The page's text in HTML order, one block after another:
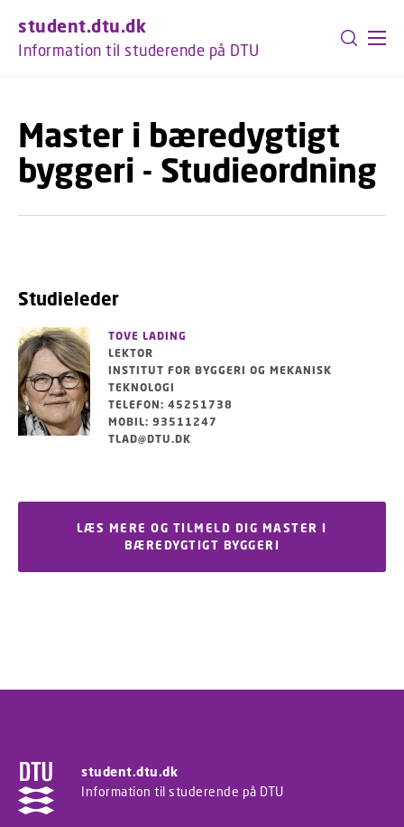
student.dtu.dk
Information til studerende på DTU
Master i bæredygtigt
byggeri - Studieordning
Studieleder
TOVE LADING
LEKTOR
INSTITUT FOR BYGGERI OG MEKANISK
TEKNOLOGI
TELEFON: 45251738
MOBIL: 93511247
TLAD@DTU.DK
LÆS MERE OG TILMELD DIG MASTER I
BÆREDYGTIGT BYGGERI
student.dtu.dk
Information til studerende på DTU